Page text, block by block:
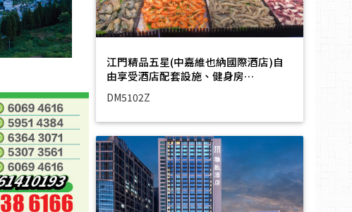
江門精品五星(中嘉維也納國際酒店)自
由享受酒店配套設施、健身房…
DM5102Z